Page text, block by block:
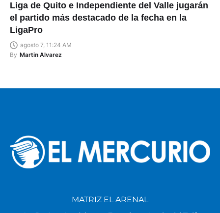
Liga de Quito e Independiente del Valle jugarán
el partido más destacado de la fecha en la
LigaPro
agosto 7, 11:24 AM
By Martin Alvarez
MATRIZ EL ARENAL